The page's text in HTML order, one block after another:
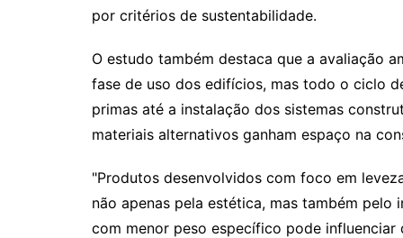
por critérios de sustentabilidade.
O estudo também destaca que a avaliação
fase de uso dos edifícios, mas todo o ciclo
primas até a instalação dos sistemas
materiais alternativos ganham espaço na
"Produtos desenvolvidos com foco em
não apenas pela estética, mas também
com menor peso específico pode